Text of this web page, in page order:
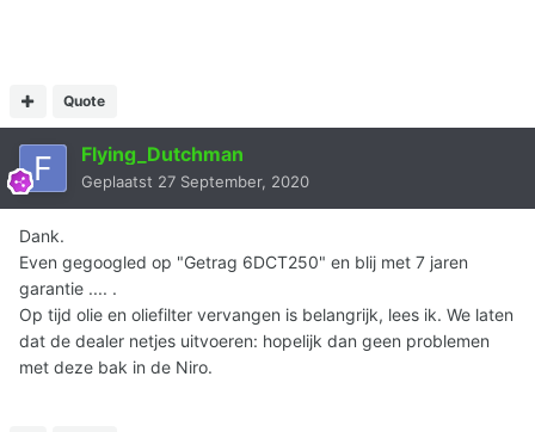
Quote
Flying_Dutchman
Geplaatst 27 September, 2020
Dank.
Even gegoogled op "Getrag 6DCT250" en blij met 7 jaren
garantie .... .
Op tijd olie en oliefilter vervangen is belangrijk, lees ik. We laten
dat de dealer netjes uitvoeren: hopelijk dan geen problemen
met deze bak in de Niro.